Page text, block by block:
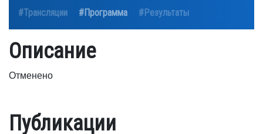
#Трансляции #Программа #Результаты
Описание
Отменено
Публикации